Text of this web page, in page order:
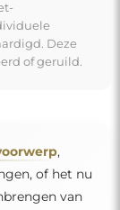
Deze
of geruild.
,
of het nu
van